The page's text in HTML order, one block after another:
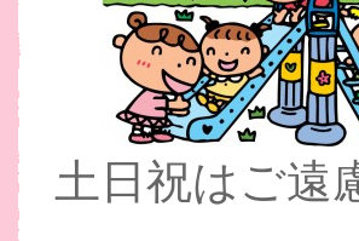
土日祝はご遠